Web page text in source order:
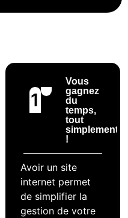
1
Vous
gagnez
du
temps,
tout
simplement
!
Avoir un site
internet permet
de simplifier la
gestion de votre